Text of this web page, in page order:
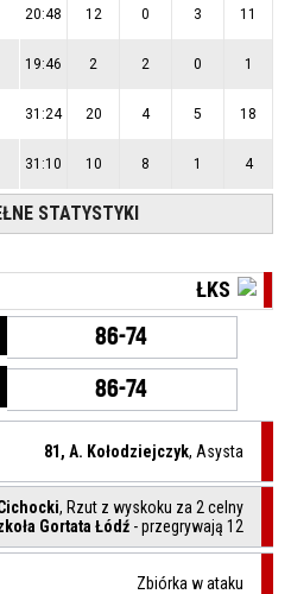
20:48 12 0 3 11
19:46 2 2 0 1
31:24 20 4 5 18
31:10 10 8 1 4
STATYSTYKI
ŁKS
86-74
86-74
81, A. Kołodziejczyk, Asysta
, Rzut z wyskoku za 2 celny
Gortata Łódź - przegrywają 12
Zbiórka w ataku